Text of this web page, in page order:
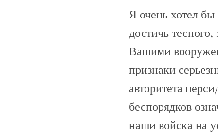
Я очень хотел
достичь
Вашими
признаки
авторитета
беспорядков
наши войска на